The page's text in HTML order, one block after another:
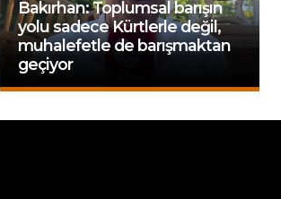
Bakırhan: Toplumsal barışın
yolu sadece Kürtlerle değil,
muhalefetle de barışmaktan
geçiyor